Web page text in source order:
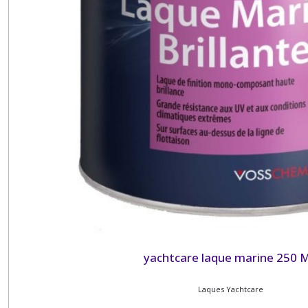
yachtcare laque marine 250
Laques Yachtcare